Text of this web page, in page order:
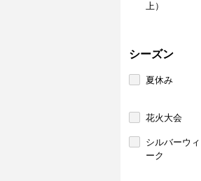
上）
シーズン
夏休み
花火大会
シルバーウィ
ーク